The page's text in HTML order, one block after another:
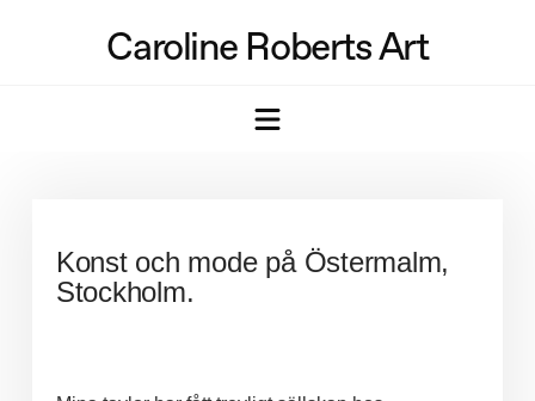
Caroline Roberts Art
Navigation
Konst och mode på Östermalm,
Stockholm.